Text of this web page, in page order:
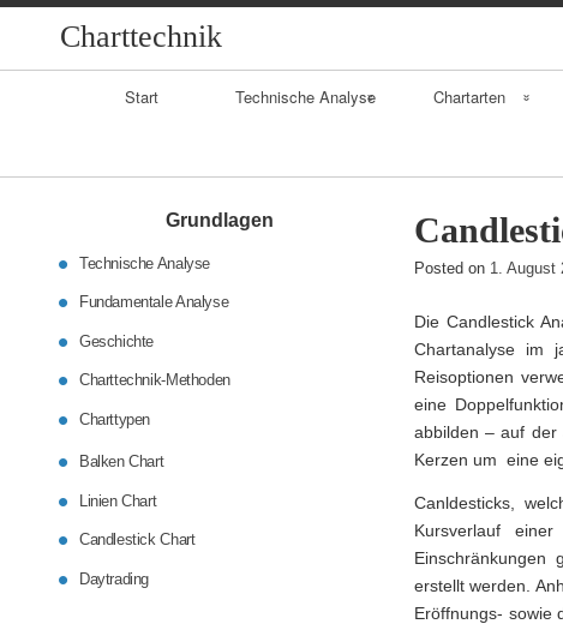
Charttechnik
Start Technische Analyse
Fundamentalanaly
Chartarten
Candlestickchart
Posted on 1. August
Die Candlestick
Chartanalyse im
Reisoptionen
eine
abbilden – auf der
Kerzen um eine
Canldesticks,
Kursverlauf
Einschränkungen
erstellt werden.
Eröffnungs- sowie
Grundlagen
Technische Analyse
Fundamentale Analyse
Geschichte
Charttechnik-Methoden
Charttypen
Balken Chart
Linien Chart
Candlestick Chart
Daytrading